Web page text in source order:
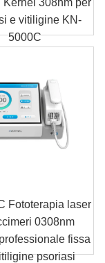
e vitiligine KN-
5000C
Fototerapia laser
0308nm
fissa
psoriasi